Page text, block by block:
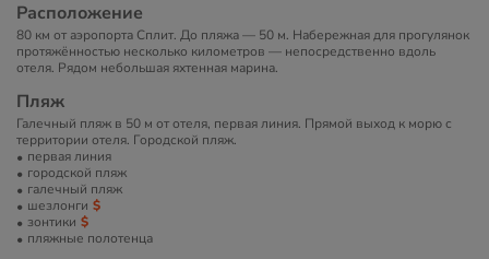
Расположение
80 км от аэропорта Сплит. До пляжа — 50 м. Набережная для прогулянок
протяжённостью несколько километров — непосредственно вдоль
отеля. Рядом небольшая яхтенная марина.
Пляж
Галечный пляж в 50 м от отеля, первая линия. Прямой выход к морю с
территории отеля. Городской пляж.
первая линия
городской пляж
галечный пляж
шезлонги
зонтики
пляжные полотенца